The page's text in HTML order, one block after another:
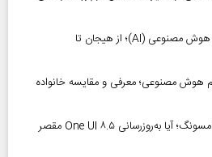
رشد خیره‌کننده بازار توکن‌های هوش مصنوعی (AI)؛ از هیجان تا
هوش مصنوعی؛ معرفی و مقایسه خانواده
بحران باتری در گوشی‌های سامسونگ؛ آیا به‌روزرسانی One UI ۸.۵ مقصر